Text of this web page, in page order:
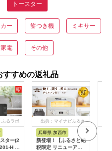
トースター
ー 餅つき機 ミキサー
電 その他
すすめの返礼品
ふるラボ
ター(2
H ウ
出典：マイナビふるさ
と納税
兵庫県 加西市
新登場！【ふるさと納
税限定 リニューアル